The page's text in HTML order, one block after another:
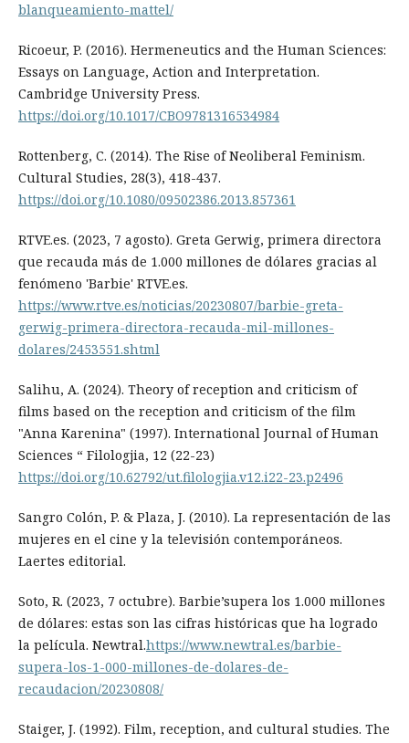
blanqueamiento-mattel/
Ricoeur, P. (2016). Hermeneutics and the Human Sciences:
Essays on Language, Action and Interpretation.
Cambridge University Press.
https://doi.org/10.1017/CBO9781316534984
Rottenberg, C. (2014). The Rise of Neoliberal Feminism.
Cultural Studies, 28(3), 418-437.
https://doi.org/10.1080/09502386.2013.857361
RTVE.es. (2023, 7 agosto). Greta Gerwig, primera directora
que recauda más de 1.000 millones de dólares gracias al
fenómeno 'Barbie' RTVE.es.
https://www.rtve.es/noticias/20230807/barbie-greta-
gerwig-primera-directora-recauda-mil-millones-
dolares/2453551.shtml
Salihu, A. (2024). Theory of reception and criticism of
films based on the reception and criticism of the film
"Anna Karenina" (1997). International Journal of Human
Sciences “ Filologjia, 12 (22-23)
https://doi.org/10.62792/ut.filologjia.v12.i22-23.p2496
Sangro Colón, P. & Plaza, J. (2010). La representación de las
mujeres en el cine y la televisión contemporáneos.
Laertes editorial.
Soto, R. (2023, 7 octubre). Barbie’supera los 1.000 millones
de dólares: estas son las cifras históricas que ha logrado
la película. Newtral.https://www.newtral.es/barbie-
supera-los-1-000-millones-de-dolares-de-
recaudacion/20230808/
Staiger, J. (1992). Film, reception, and cultural studies. The